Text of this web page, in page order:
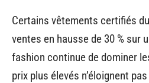
Certains vêtements certifiés
ventes en hausse de 30 % sur
fashion continue de dominer
prix plus élevés n’éloignent